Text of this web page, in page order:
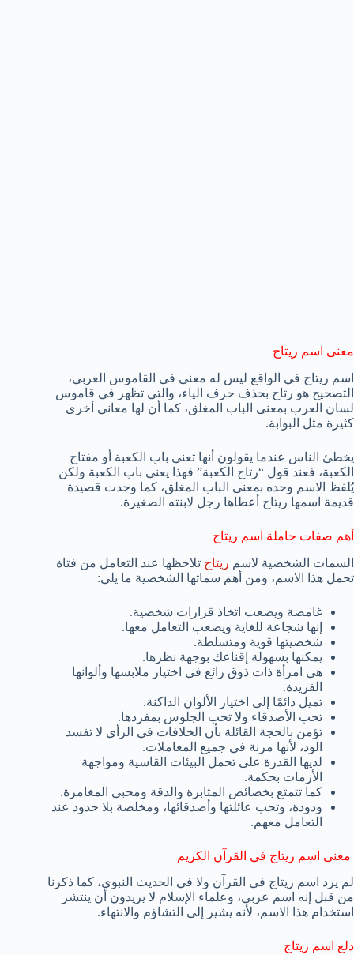
معنى اسم ريتاج
اسم ريتاج في الواقع ليس له معنى في القاموس العربي،
التصحيح هو رتاج بحذف حرف الياء، والتي تظهر في قاموس
لسان العرب بمعنى الباب المغلق، كما أن لها معاني أخرى
كثيرة مثل البوابة.
يخطئ الناس عندما يقولون أنها تعني باب الكعبة أو مفتاح
الكعبة، فعند قول “رتاج الكعبة” فهذا يعني باب الكعبة ولكن
يُلفظ الاسم وحده بمعنى الباب المغلق، كما وجدت قصيدة
قديمة اسمها ريتاج أعطاها رجل لابنته الصغيرة.
أهم صفات حاملة اسم ريتاج
السمات الشخصية لاسم ريتاج تلاحظها عند التعامل من فتاة
تحمل هذا الاسم، ومن أهم سماتها الشخصية ما يلي:
غامضة ويصعب اتخاذ قرارات شخصية.
إنها شجاعة للغاية ويصعب التعامل معها.
شخصيتها قوية ومتسلطة.
يمكنها بسهولة إقناعك بوجهة نظرها.
هي امرأة ذات ذوق رائع في اختيار ملابسها وألوانها
الفريدة.
تميل دائمًا إلى اختيار الألوان الداكنة.
تحب الأصدقاء ولا تحب الجلوس بمفردها.
تؤمن بالحجة القائلة بأن الخلافات في الرأي لا تفسد
الود، لأنها مرنة في جميع المعاملات.
لديها القدرة على تحمل البيئات القاسية ومواجهة
الأزمات بحكمة.
كما تتمتع بخصائص المثابرة والدقة ومحبي المغامرة.
ودودة، وتحب عائلتها وأصدقائها، ومخلصة بلا حدود عند
التعامل معهم.
معنى اسم ريتاج في القرآن الكريم
لم يرد اسم ريتاج في القرآن ولا في الحديث النبوي، كما ذكرنا
من قبل إنه اسم عربي، وعلماء الإسلام لا يريدون أن ينتشر
استخدام هذا الاسم، لأنه يشير إلى التشاؤم والانتهاء.
دلع اسم ريتاج